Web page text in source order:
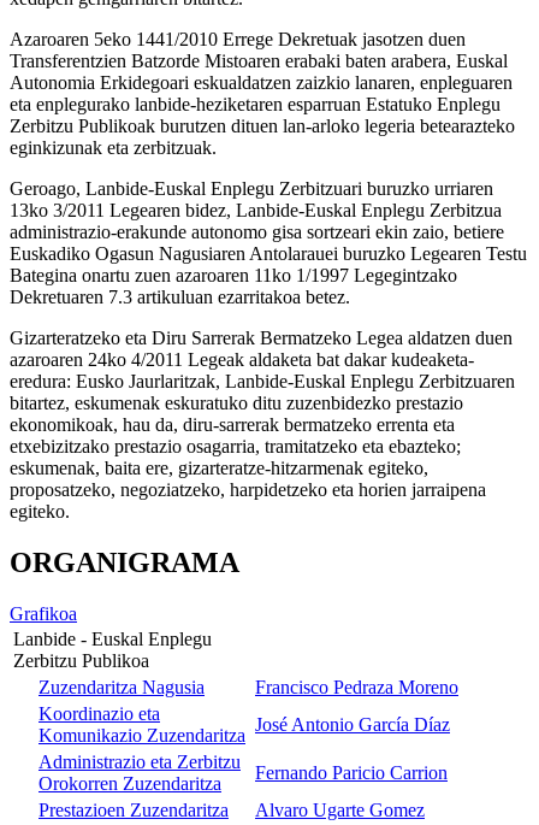
Azaroaren 5eko 1441/2010 Errege Dekretuak jasotzen duen
Transferentzien Batzorde Mistoaren erabaki baten arabera, Euskal
Autonomia Erkidegoari eskualdatzen zaizkio lanaren, enpleguaren
eta enplegurako lanbide-heziketaren esparruan Estatuko Enplegu
Zerbitzu Publikoak burutzen dituen lan-arloko legeria betearazteko
eginkizunak eta zerbitzuak.
Geroago, Lanbide-Euskal Enplegu Zerbitzuari buruzko urriaren
13ko 3/2011 Legearen bidez, Lanbide-Euskal Enplegu Zerbitzua
administrazio-erakunde autonomo gisa sortzeari ekin zaio, betiere
Euskadiko Ogasun Nagusiaren Antolarauei buruzko Legearen Testu
Bategina onartu zuen azaroaren 11ko 1/1997 Legegintzako
Dekretuaren 7.3 artikuluan ezarritakoa betez.
Gizarteratzeko eta Diru Sarrerak Bermatzeko Legea aldatzen duen
azaroaren 24ko 4/2011 Legeak aldaketa bat dakar kudeaketa-
eredura: Eusko Jaurlaritzak, Lanbide-Euskal Enplegu Zerbitzuaren
bitartez, eskumenak eskuratuko ditu zuzenbidezko prestazio
ekonomikoak, hau da, diru-sarrerak bermatzeko errenta eta
etxebizitzako prestazio osagarria, tramitatzeko eta ebazteko;
eskumenak, baita ere, gizarteratze-hitzarmenak egiteko,
proposatzeko, negoziatzeko, harpidetzeko eta horien jarraipena
egiteko.
ORGANIGRAMA
Grafikoa
Lanbide - Euskal Enplegu
Zerbitzu Publikoa
Zuzendaritza Nagusia
Francisco Pedraza Moreno
Koordinazio eta
Komunikazio Zuzendaritza
José Antonio García Díaz
Administrazio eta Zerbitzu
Orokorren Zuzendaritza
Fernando Paricio Carrion
Prestazioen Zuzendaritza
Alvaro Ugarte Gomez